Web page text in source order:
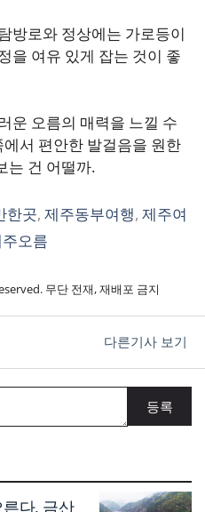
방로와 정상에는 가로등이
을 여유 있게 잡는 것이 좋
운 오름의 매력을 느낄 수
서 편안한 발걸음을 원한
는 건 어떨까.
한곳,제주동부여행,제주여
오름
무단 전재, 재배포 금지
다른기사 보기
다, 금산